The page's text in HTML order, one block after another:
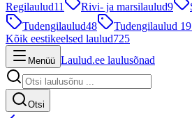
Regilaulud11 Rivi- ja marsilaulud9
Tudengilaulud48 Tudengilaulud
Kõik eestikeelsed laulud725
Menüü Laulud.ee laulusõnad
Otsi